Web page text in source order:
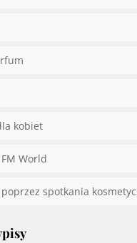
kobiet
World
spotkania